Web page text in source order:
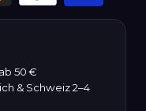
50 €
& Schweiz 2–4